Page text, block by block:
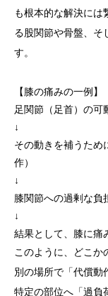
も根本的な解決には
る股関節や骨盤、そ
す。
【膝の痛みの一例】
足関節（足首）の可
↓
その動きを補うため
作）
↓
膝関節への過剰な負
↓
結果として、膝に痛
このように、どこか
別の場所で 「代償動
特定の部位へ 「過負